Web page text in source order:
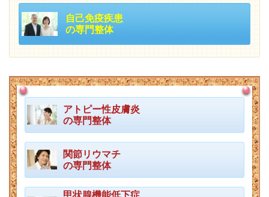
自己免疫疾患
の専門整体
アトピー性皮膚炎
の専門整体
関節リウマチ
の専門整体
甲状腺機能低下症